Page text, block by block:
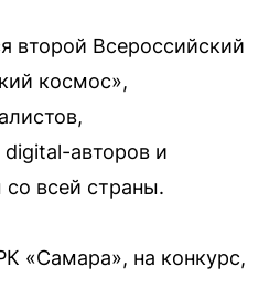
второй Всероссийский
космос»,
авторов и
всей страны.
«Самара», на конкурс,